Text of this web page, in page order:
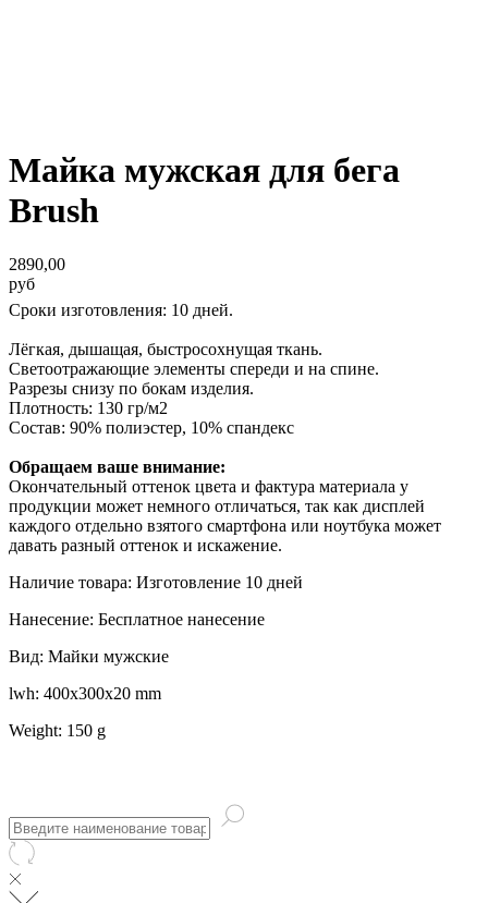
Майка мужская для бега
Brush
2890,00
руб
Сроки изготовления: 10 дней.
Лёгкая, дышащая, быстросохнущая ткань.
Светоотражающие элементы спереди и на спине.
Разрезы снизу по бокам изделия.
Плотность: 130 гр/м2
Состав: 90% полиэстер, 10% спандекс
Обращаем ваше внимание:
Окончательный оттенок цвета и фактура материала у
продукции может немного отличаться, так как дисплей
каждого отдельно взятого смартфона или ноутбука может
давать разный оттенок и искажение.
Наличие товара: Изготовление 10 дней
Нанесение: Бесплатное нанесение
Вид: Майки мужские
lwh: 400x300x20 mm
Weight: 150 g